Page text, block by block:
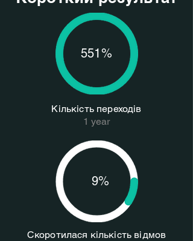
551%
Кількість переходів
1 year
9%
Скоротилася кількість відмов